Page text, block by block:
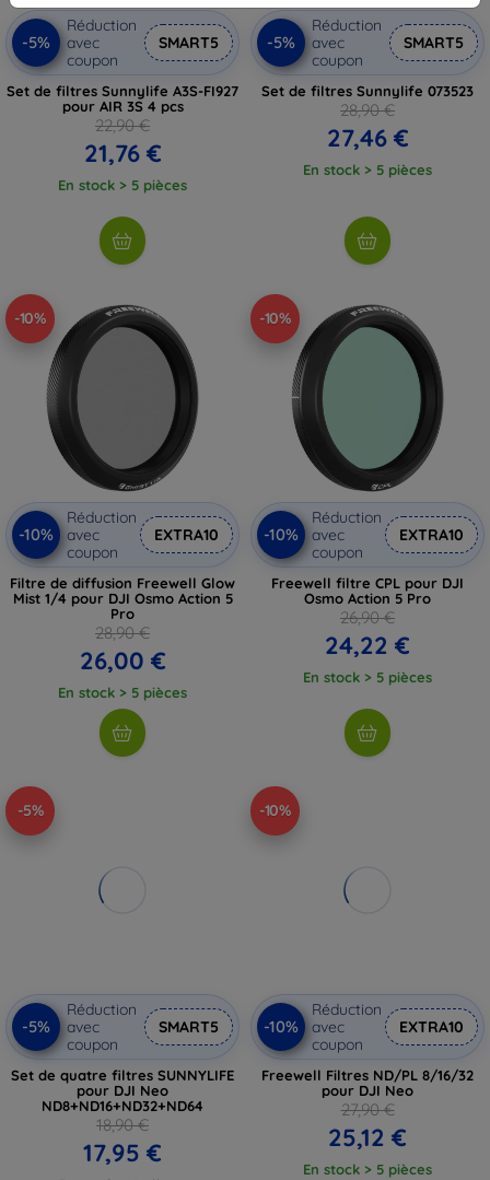
-5%
Réduction
avec
coupon
SMART5
Set de filtres Sunnylife A3S-FI927
pour AIR 3S 4 pcs
22,90 €
21,76 €
En stock > 5 pièces
-5%
Réduction
avec
coupon
SMART5
Set de filtres Sunnylife 073523
28,90 €
27,46 €
En stock > 5 pièces
-10%
-10%
Réduction
avec
coupon
EXTRA10
Filtre de diffusion Freewell Glow
Mist 1/4 pour DJI Osmo Action 5
Pro
28,90 €
26,00 €
En stock > 5 pièces
-10%
-10%
Réduction
avec
coupon
EXTRA10
Freewell filtre CPL pour DJI
Osmo Action 5 Pro
26,90 €
24,22 €
En stock > 5 pièces
-5%
-5%
Réduction
avec
coupon
SMART5
Set de quatre filtres SUNNYLIFE
pour DJI Neo
ND8+ND16+ND32+ND64
18,90 €
17,95 €
-10%
-10%
Réduction
avec
coupon
EXTRA10
Freewell Filtres ND/PL 8/16/32
pour DJI Neo
27,90 €
25,12 €
En stock > 5 pièces